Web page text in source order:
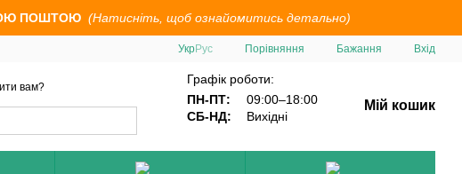
ПОШТОЮ (Натисніть, щоб ознайомитись детально)
УкрРус Порівняння Бажання Вхід
вам?
Графік роботи:
ПН-ПТ:
09:00–18:00
СБ-НД:
Вихідні
Мій кошик